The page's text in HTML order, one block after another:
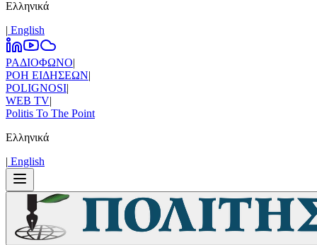
Ελληνικά
| Εnglish
ΡΑΔΙΟΦΩΝΟ|
ΡΟΗ ΕΙΔΗΣΕΩΝ|
POLIGNOSI|
WEB TV|
Politis To The Point
Ελληνικά
| Εnglish